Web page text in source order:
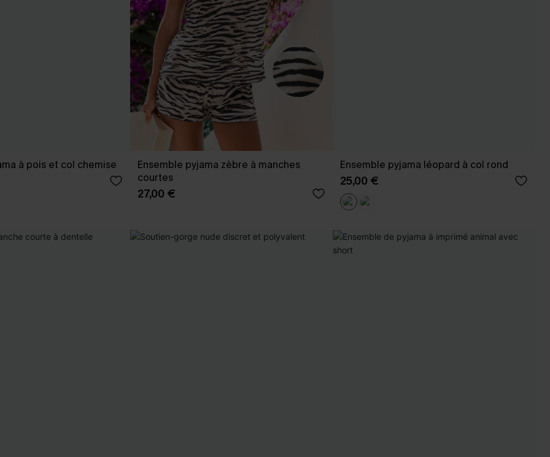
à pois et col chemise
Ensemble pyjama zèbre à manches
courtes
27,00 €
Ensemble pyjama léopard à col rond
25,00 €